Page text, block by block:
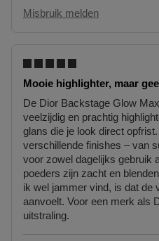
Misbruik melden
Mooie highlighter, maar
De Dior Backstage Glow
veelzijdig en prachtig
glans die je look direct
verschillende finishes – van
voor zowel dagelijks gebruik
poeders zijn zacht en
ik wel jammer vind, is dat de
aanvoelt. Voor een merk als
uitstraling.